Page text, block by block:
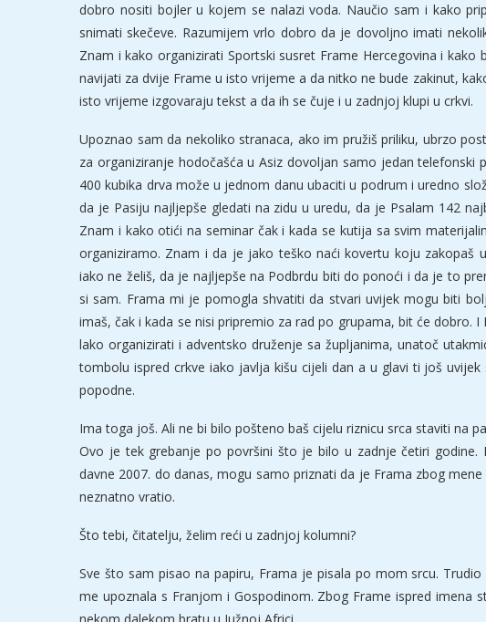
dobro nositi bojler u kojem se nalazi voda. Naučio sam i kako
snimati skečeve. Razumijem vrlo dobro da je dovoljno imati
Znam i kako organizirati Sportski susret Frame Hercegovina i
navijati za dvije Frame u isto vrijeme a da nitko ne bude zakinut,
isto vrijeme izgovaraju tekst a da ih se čuje i u zadnjoj klupi u crkvi.
Upoznao sam da nekoliko stranaca, ako im pružiš priliku, ubrzo
za organiziranje hodočašća u Asiz dovoljan samo jedan
400 kubika drva može u jednom danu ubaciti u podrum i uredno
da je Pasiju najljepše gledati na zidu u uredu, da je Psalam 142
Znam i kako otići na seminar čak i kada se kutija sa svim
organiziramo. Znam i da je jako teško naći kovertu koju zakopaš
iako ne želiš, da je najljepše na Podbrdu biti do ponoći i da je to
si sam. Frama mi je pomogla shvatiti da stvari uvijek mogu biti
imaš, čak i kada se nisi pripremio za rad po grupama, bit će dobro.
lako organizirati i adventsko druženje sa župljanima, unatoč
tombolu ispred crkve iako javlja kišu cijeli dan a u glavi ti još
popodne.
Ima toga još. Ali ne bi bilo pošteno baš cijelu riznicu srca staviti na
Ovo je tek grebanje po površini što je bilo u zadnje četiri
davne 2007. do danas, mogu samo priznati da je Frama zbog
neznatno vratio.
Što tebi, čitatelju, želim reći u zadnjoj kolumni?
Sve što sam pisao na papiru, Frama je pisala po mom srcu.
me upoznala s Franjom i Gospodinom. Zbog Frame ispred